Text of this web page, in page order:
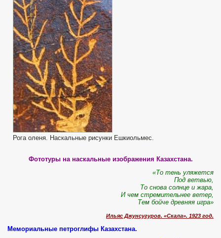
Рога оленя. Наскальные рисунки Ешкиольмес.
Фототуры на наскальные изображения Казахстана.
«То тень уляжется
Под ветвью,
То снова солнце и жара,
И чем стремительнее ветер,
Тем бойче древняя игра»
Ильяс Джунсугуров. «Скала». 1923 год.
Мемориальные петроглифы Казахстана.